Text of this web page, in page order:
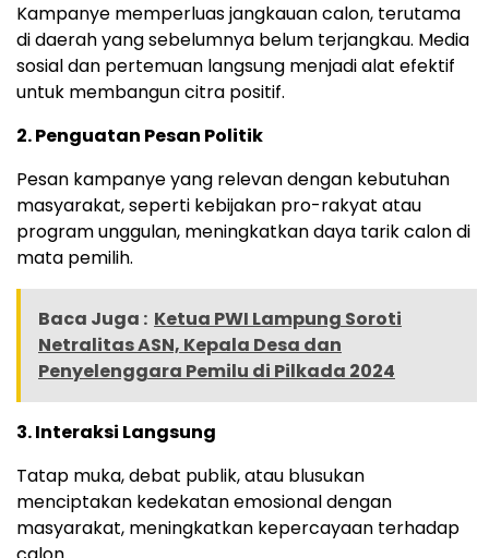
Kampanye memperluas jangkauan calon, terutama
di daerah yang sebelumnya belum terjangkau. Media
sosial dan pertemuan langsung menjadi alat efektif
untuk membangun citra positif.
2. Penguatan Pesan Politik
Pesan kampanye yang relevan dengan kebutuhan
masyarakat, seperti kebijakan pro-rakyat atau
program unggulan, meningkatkan daya tarik calon di
mata pemilih.
Baca Juga : Ketua PWI Lampung Soroti
Netralitas ASN, Kepala Desa dan
Penyelenggara Pemilu di Pilkada 2024
3. Interaksi Langsung
Tatap muka, debat publik, atau blusukan
menciptakan kedekatan emosional dengan
masyarakat, meningkatkan kepercayaan terhadap